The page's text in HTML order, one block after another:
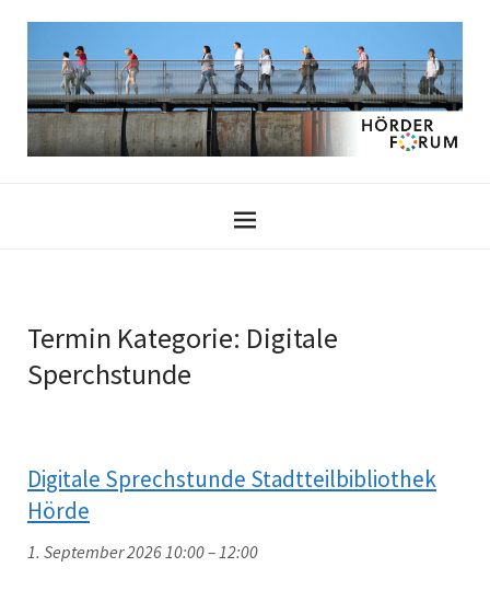
Termin Kategorie: Digitale
Sperchstunde
Digitale Sprechstunde Stadtteilbibliothek
Hörde
1. September 2026 10:00–12:00